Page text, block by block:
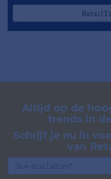
Altijd op de
trends in
Schrijf je nu in
van